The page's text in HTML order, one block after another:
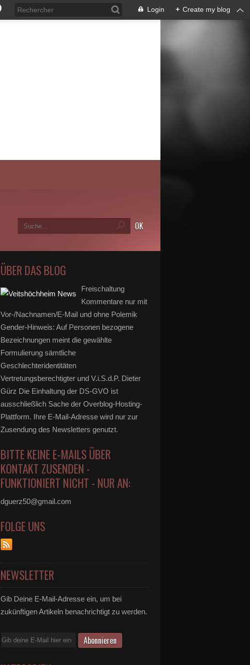
Login + Create my blog
ÜBER DAS BLOG
Freischaltung
Kommentare nur mit
Vor-/Nachnamen/E-Mail und ohne Polemik
Gender-Hinweis: Auf Personen bezogene
Bezeichnungen meint die gewählte
Formulierung sämtliche
Geschlechteridentitäten
Vertretungsberechtigter und V.i.S.d.P. Dieter
Gürz Die Einhaltung der DS-GVO ist
ausschließlich Sache der Overblog-Hosting-
Plattform. Ihre E-Mail-Adresse wird nur zur
Zusendung des Newsletters genutzt.
BITTE KEINE E-MAILS ÜBER
KONTAKT ZUSENDEN -
FUNKTIONIERT NICHT - NUR AN:
dguerz50@gmail.com
FOLGE UNS
NEWSLETTER
Gib Deine E-Mail-Adresse ein, um bei
zukünftigen Artikeln benachrichtigt zu werden.
E-